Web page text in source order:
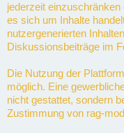
jederzeit
es sich um Inhalte
nutzergenerierten
Diskussionsbeiträge im
Die Nutzung der
möglich. Eine
nicht gestattet, sondern
Zustimmung von rag-